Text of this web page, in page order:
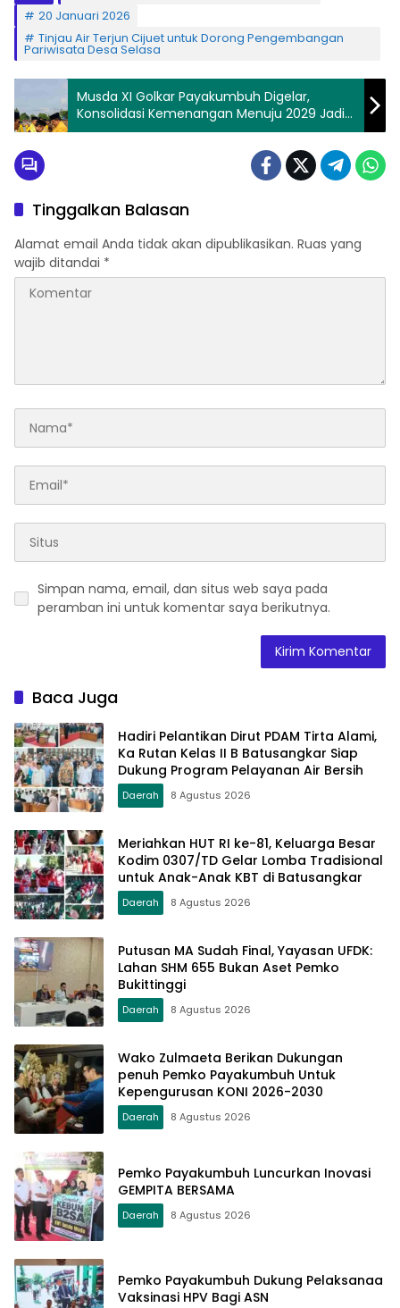
20 Januari 2026
Tinjau Air Terjun Cijuet untuk Dorong Pengembangan
Pariwisata Desa Selasa
Musda XI Golkar Payakumbuh Digelar,
Konsolidasi Kemenangan Menuju 2029 Jadi
Fokus Utama
Tinggalkan Balasan
Alamat email Anda tidak akan dipublikasikan. Ruas yang
wajib ditandai *
Simpan nama, email, dan situs web saya pada
peramban ini untuk komentar saya berikutnya.
Baca Juga
Hadiri Pelantikan Dirut PDAM Tirta Alami,
Ka Rutan Kelas II B Batusangkar Siap
Dukung Program Pelayanan Air Bersih
Daerah 8 Agustus 2026
Meriahkan HUT RI ke-81, Keluarga Besar
Kodim 0307/TD Gelar Lomba Tradisional
untuk Anak-Anak KBT di Batusangkar
Daerah 8 Agustus 2026
Putusan MA Sudah Final, Yayasan UFDK:
Lahan SHM 655 Bukan Aset Pemko
Bukittinggi
Daerah 8 Agustus 2026
Wako Zulmaeta Berikan Dukungan
penuh Pemko Payakumbuh Untuk
Kepengurusan KONI 2026-2030
Daerah 8 Agustus 2026
Pemko Payakumbuh Luncurkan Inovasi
GEMPITA BERSAMA
Daerah 8 Agustus 2026
Pemko Payakumbuh Dukung Pelaksanaa
Vaksinasi HPV Bagi ASN